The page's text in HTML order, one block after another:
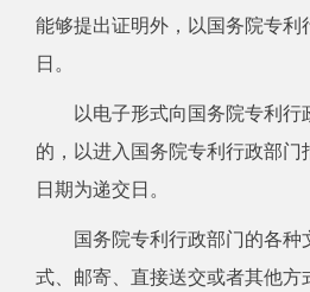
能够提出证明外，以国务院专利
日。
以电子形式向国务院专利行
的，以进入国务院专利行政部门
日期为递交日。
国务院专利行政部门的各种
式、邮寄、直接送交或者其他方